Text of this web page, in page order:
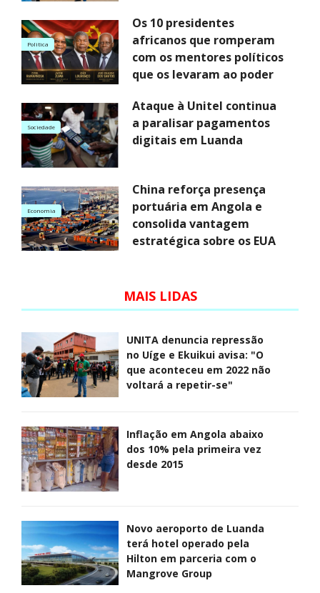
Politica
Os 10 presidentes
africanos que romperam
com os mentores políticos
que os levaram ao poder
Sociedade
Ataque à Unitel continua
a paralisar pagamentos
digitais em Luanda
Economia
China reforça presença
portuária em Angola e
consolida vantagem
estratégica sobre os EUA
MAIS LIDAS
UNITA denuncia repressão
no Uíge e Ekuikui avisa: "O
que aconteceu em 2022 não
voltará a repetir-se"
Inflação em Angola abaixo
dos 10% pela primeira vez
desde 2015
Novo aeroporto de Luanda
terá hotel operado pela
Hilton em parceria com o
Mangrove Group